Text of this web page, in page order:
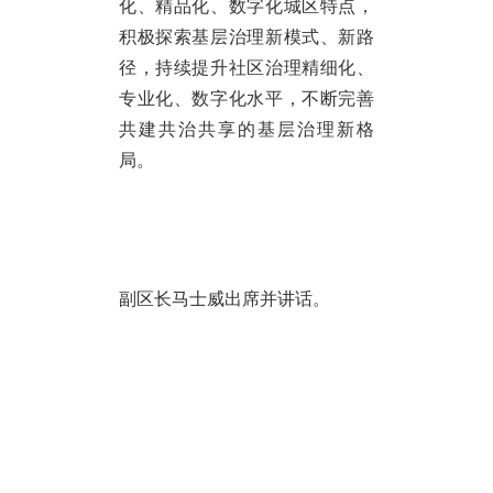
积极探索基层治理新模式、新路
径，持续提升社区治理精细化、
专业化、数字化水平，不断完善
共建共治共享的基层治理新格
局。
副区长马士威出席并讲话。